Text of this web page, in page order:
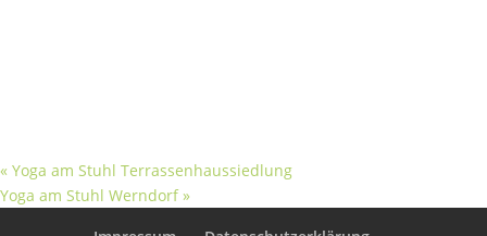
« Yoga am Stuhl Terrassenhaussiedlung
Yoga am Stuhl Werndorf»